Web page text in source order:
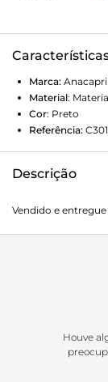
Marca: Anacapri
Material:
Cor: Preto
Referência:
Descrição
Possui detalhe
o cabedal e
compor looks
arrematar
roupa
versáteis, sem
Vendido e
Houve